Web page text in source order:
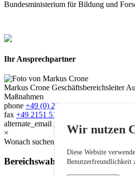
Wir nutzen
Diese Website
Benutzerfreundlichkeit
Bundesministerium für Bildung und
Ihr Ansprechpartner
Markus Crone Geschäftsbereichsleiter
Maßnahmen
phone +49 (0) 2151 515524
fax +49 2151 5155-90
alternate_email markus.crone@bzb.de
×
Wonach suchen Sie?
Bereichswahl: